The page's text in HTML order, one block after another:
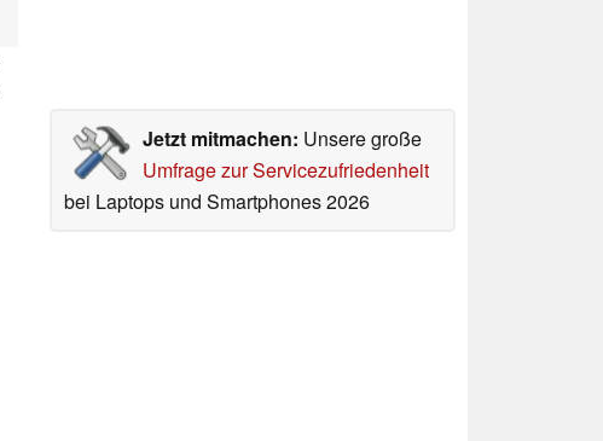
Jetzt mitmachen: Unsere große
Umfrage zur Servicezufriedenheit
bei Laptops und Smartphones 2026